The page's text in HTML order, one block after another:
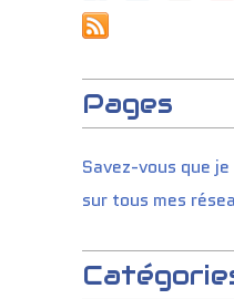
Pages
Savez-vous que
sur tous mes